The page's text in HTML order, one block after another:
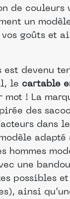
de couleurs
un
vos goûts et
est devenu
le cartable
! La
des
dans
adapté
hommes
une
possibles
ainsi